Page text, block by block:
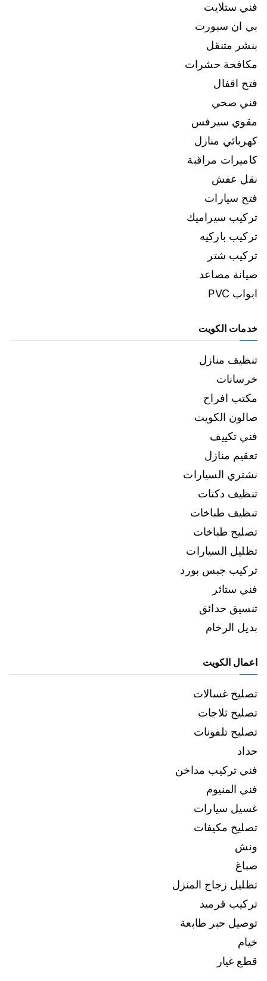
فني ستلايت
بي ان سبورت
بنشر متنقل
مكافحة حشرات
فتح اقفال
فني صحي
مقوي سيرفس
كهربائي منازل
كاميرات مراقبة
نقل عفش
فتح سيارات
تركيب سيراميك
تركيب باركيه
تركيب شتر
صيانة مصاعد
ابواب PVC
خدمات الكويت
تنظيف منازل
خرسانات
مكتب افراح
صالون الكويت
فني تكييف
تعقيم منازل
نشتري السيارات
تنظيف دكتات
تنظيف طباخات
تصليح طباخات
تظليل السيارات
تركيب جبس بورد
فني ستائر
تنسيق حدائق
بديل الرخام
اعمال الكويت
تصليح غسالات
تصليح ثلاجات
تصليح تلفونات
حداد
فني تركيب مداخن
فني المنيوم
غسيل سيارات
تصليح مكيفات
ونش
صباغ
تظليل زجاج المنزل
تركيب قرميد
توصيل حبر طابعة
خيام
قطع غيار